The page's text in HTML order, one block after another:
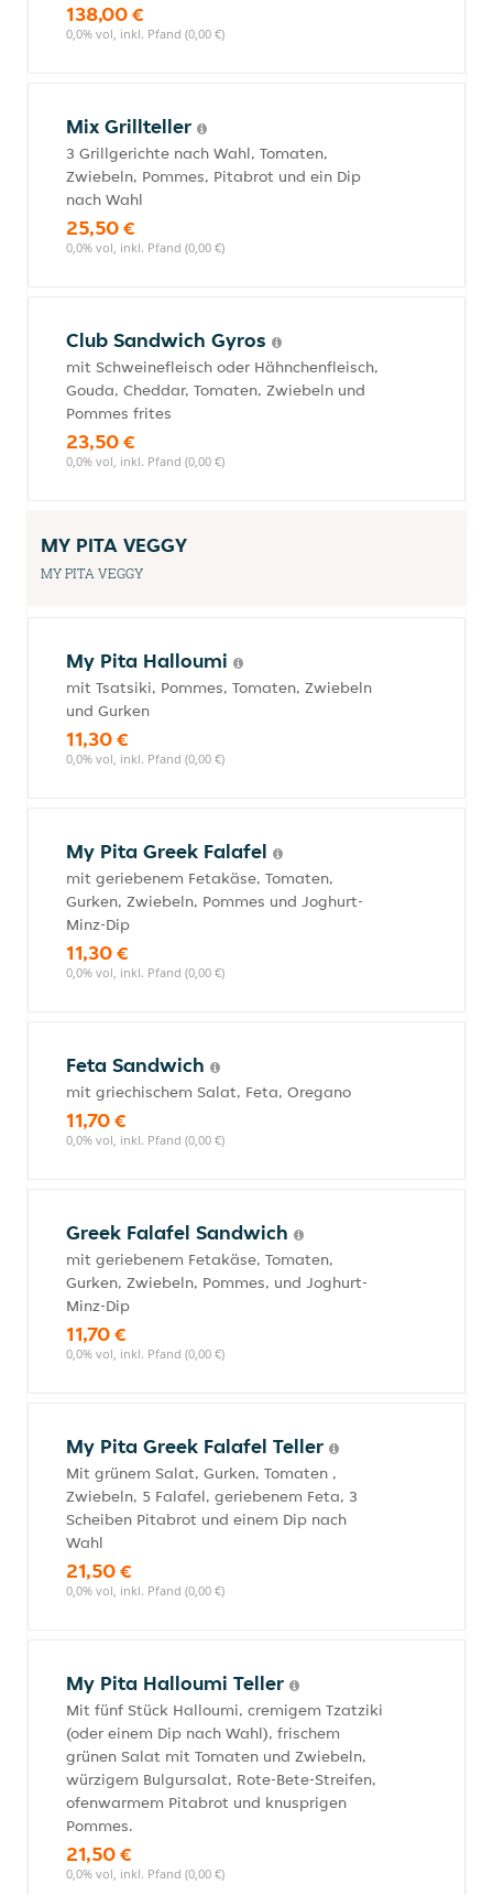
138,00 €
0,0% vol, inkl. Pfand (0,00 €)
Mix Grillteller
3 Grillgerichte nach Wahl, Tomaten,
Zwiebeln, Pommes, Pitabrot und ein Dip
nach Wahl
25,50 €
0,0% vol, inkl. Pfand (0,00 €)
Club Sandwich Gyros
mit Schweinefleisch oder Hähnchenfleisch,
Gouda, Cheddar, Tomaten, Zwiebeln und
Pommes frites
23,50 €
0,0% vol, inkl. Pfand (0,00 €)
MY PITA VEGGY
MY PITA VEGGY
My Pita Halloumi
mit Tsatsiki, Pommes, Tomaten, Zwiebeln
und Gurken
11,30 €
0,0% vol, inkl. Pfand (0,00 €)
My Pita Greek Falafel
mit geriebenem Fetakäse, Tomaten,
Gurken, Zwiebeln, Pommes und Joghurt-
Minz-Dip
11,30 €
0,0% vol, inkl. Pfand (0,00 €)
Feta Sandwich
mit griechischem Salat, Feta, Oregano
11,70 €
0,0% vol, inkl. Pfand (0,00 €)
Greek Falafel Sandwich
mit geriebenem Fetakäse, Tomaten,
Gurken, Zwiebeln, Pommes, und Joghurt-
Minz-Dip
11,70 €
0,0% vol, inkl. Pfand (0,00 €)
My Pita Greek Falafel Teller
Mit grünem Salat, Gurken, Tomaten ,
Zwiebeln, 5 Falafel, geriebenem Feta, 3
Scheiben Pitabrot und einem Dip nach
Wahl
21,50 €
0,0% vol, inkl. Pfand (0,00 €)
My Pita Halloumi Teller
Mit fünf Stück Halloumi, cremigem Tzatziki
(oder einem Dip nach Wahl), frischem
grünen Salat mit Tomaten und Zwiebeln,
würzigem Bulgursalat, Rote-Bete-Streifen,
ofenwarmem Pitabrot und knusprigen
Pommes.
21,50 €
0,0% vol, inkl. Pfand (0,00 €)